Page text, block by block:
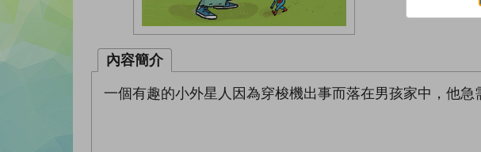
內容簡介
一個有趣的小外星人因為穿梭機出事而落在男孩家中，他